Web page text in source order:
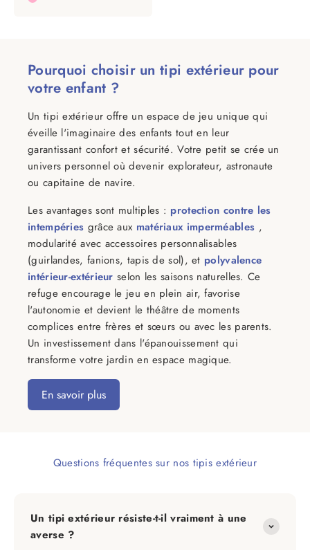
Rose
Pourquoi choisir un tipi extérieur pour
votre enfant ?
Un tipi extérieur offre un espace de jeu unique qui
éveille l'imaginaire des enfants tout en leur
garantissant confort et sécurité. Votre petit se crée un
univers personnel où devenir explorateur, astronaute
ou capitaine de navire.
Les avantages sont multiples : protection contre les
intempéries grâce aux matériaux imperméables ,
modularité avec accessoires personnalisables
(guirlandes, fanions, tapis de sol), et polyvalence
intérieur-extérieur selon les saisons naturelles. Ce
refuge encourage le jeu en plein air, favorise
l'autonomie et devient le théâtre de moments
complices entre frères et sœurs ou avec les parents.
Un investissement dans l'épanouissement qui
transforme votre jardin en espace magique.
En savoir plus
Questions fréquentes sur nos tipis extérieur
Un tipi extérieur résiste-t-il vraiment à une
averse ?